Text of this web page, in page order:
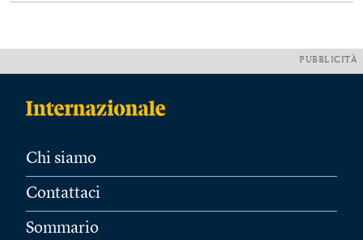
PUBBLICITÀ
Chi siamo
Contattaci
Sommario